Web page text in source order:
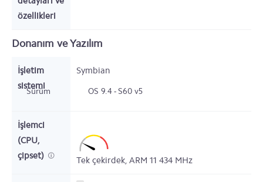
özellikleri
Donanım ve Yazılım
İşletim
sistemi
Symbian
Sürüm OS 9.4 - S60 v5
İşlemci
(CPU,
çipset)
Tek çekirdek, ARM 11 434 MHz